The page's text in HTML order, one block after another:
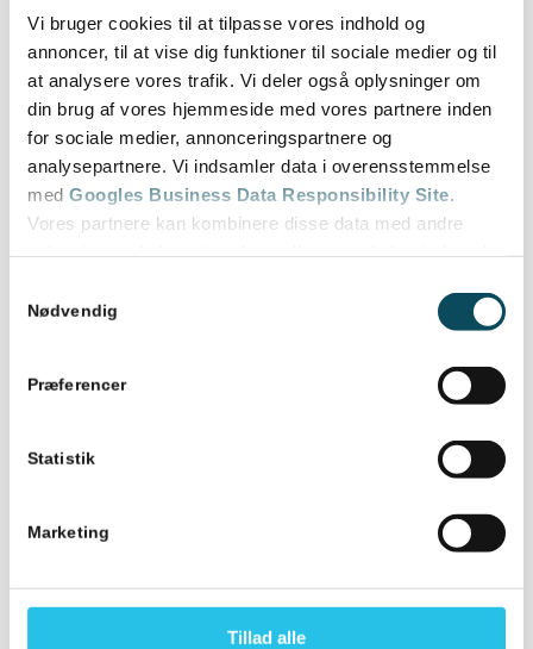
Vi bruger cookies til at tilpasse vores indhold og
annoncer, til at vise dig funktioner til sociale medier og til
at analysere vores trafik. Vi deler også oplysninger om
din brug af vores hjemmeside med vores partnere inden
for sociale medier, annonceringspartnere og
analysepartnere. Vi indsamler data i overensstemmelse
med Googles Business Data Responsibility Site
Vores partnere kan kombinere disse data med andre
Se Cookie & Privatlivspolitik
Nødvendig
Præferencer
Statistik
Marketing
Tillad alle
ventil for at sikre, at der tilføres den rette mængde friske
luft.
Uden denne nøjagtige måling og justering vil systemet
ikke kunne præstere optimalt, hvilket kan medføre et
unødvendigt højt energiforbrug for virksomheden. Det kan
ligeledes skabe utilsigtede støjgener, som kan virke
forstyrrende på medarbejderne i de tilstødende
bliver fuldstændig balanceret i alle hjørner af bygningen.
mærkbare fordele for både ejere og lejere af
Lavere energiforbrug og mærkbart reducerede
Et sundt og behageligt arbejdsmiljø med en konstant
tilførsel af renset luft